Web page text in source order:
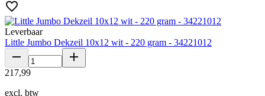
Leverbaar
Little Jumbo Dekzeil 10x12 wit - 220 gram - 34221012
217,99
excl. btw